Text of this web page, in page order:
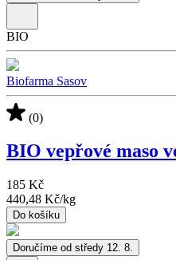
BIO
Biofarma Sasov
(0)
BIO vepřové maso
185 Kč
440,48 Kč/kg
Do košíku
Doručíme od středy 12. 8.